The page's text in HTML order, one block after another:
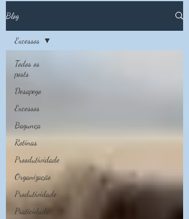
Blog
Todos os
posts
Desapego
Excessos
Bagunça
Rotinas
Proodutividade
Organização
Produtividade
Praticidade
Excessos